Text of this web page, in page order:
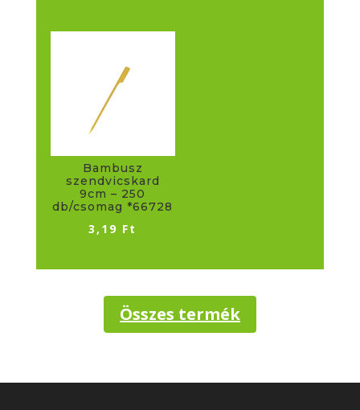
Bambusz
szendvicskard
9cm – 250
db/csomag *66728
3,19 Ft
Összes termék